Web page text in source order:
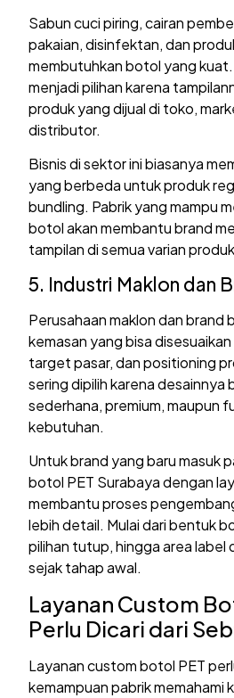
Sabun cuci piring, cairan
pakaian, disinfektan, dan
membutuhkan botol yang
menjadi pilihan karena
produk yang dijual di toko,
distributor.
Bisnis di sektor ini biasanya
yang berbeda untuk produk
bundling. Pabrik yang mampu
botol akan membantu brand
tampilan di semua varian
5. Industri Maklon dan
Perusahaan maklon dan brand
kemasan yang bisa
target pasar, dan positioning
sering dipilih karena desainnya
sederhana, premium, maupun
kebutuhan.
Untuk brand yang baru masuk
botol PET Surabaya dengan
membantu proses
lebih detail. Mulai dari bentuk
pilihan tutup, hingga area label
sejak tahap awal.
Layanan Custom
Perlu Dicari dari
Layanan custom botol PET
kemampuan pabrik memahami